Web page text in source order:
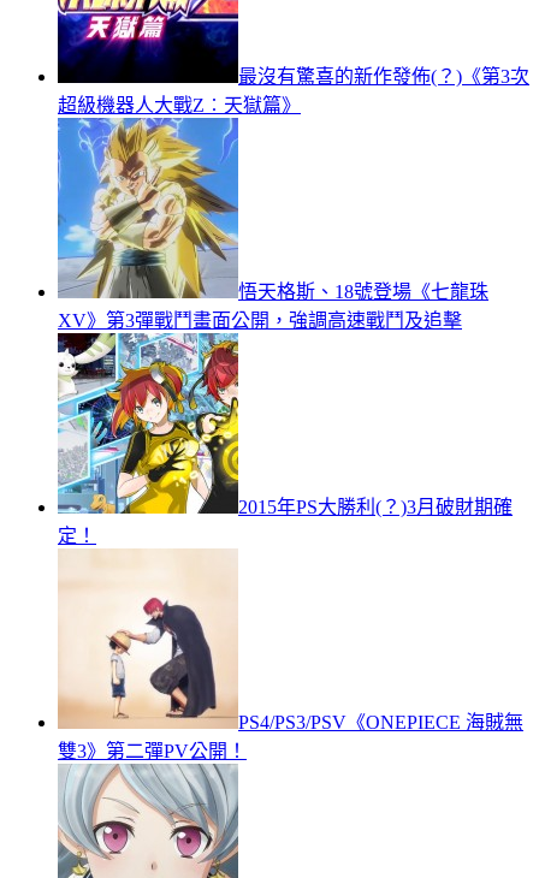
最沒有驚喜的新作發佈(？)《第3次
超級機器人大戰Z︰天獄篇》
悟天格斯、18號登場《七龍珠
XV》第3彈戰鬥畫面公開，強調高速戰鬥及追擊
2015年PS大勝利(？)3月破財期確
定！
PS4/PS3/PSV《ONEPIECE 海賊無
雙3》第二彈PV公開！